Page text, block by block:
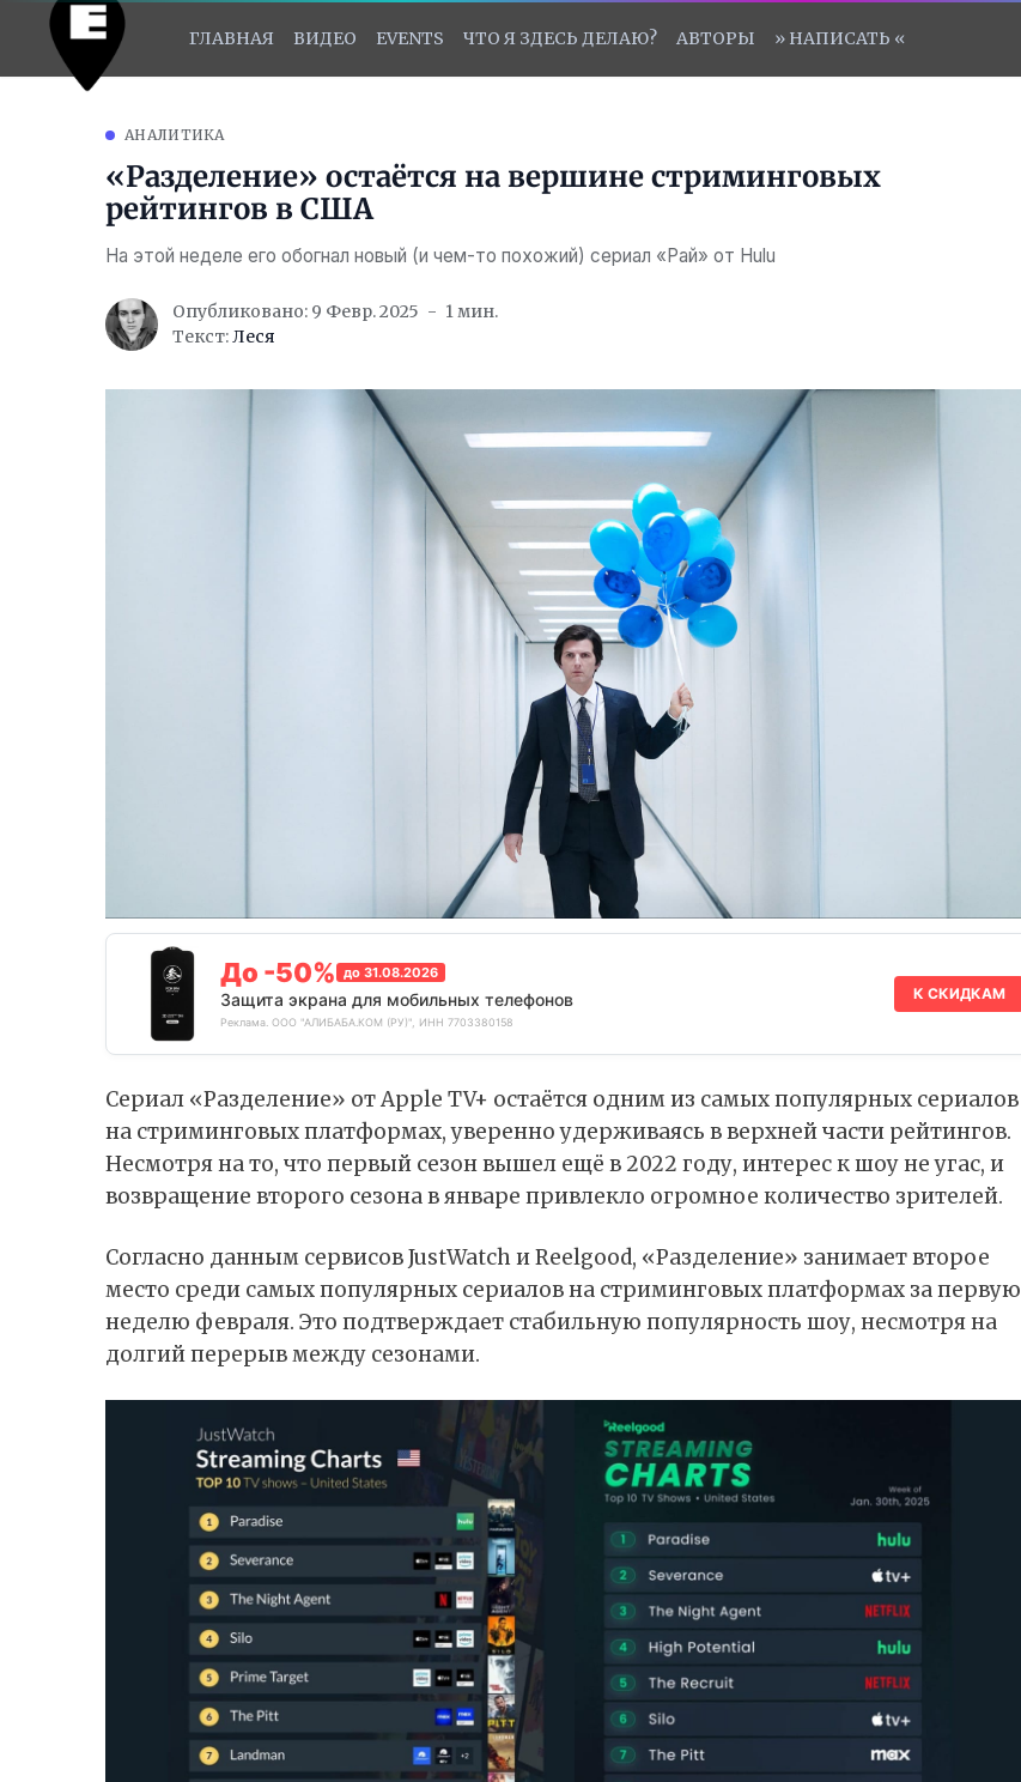
ГЛАВНАЯ ВИДЕО EVENTS ЧТО Я ЗДЕСЬ ДЕЛАЮ? АВТОРЫ » НАПИСАТЬ «
АНАЛИТИКА
«Разделение» остаётся на вершине стриминговых
рейтингов в США
На этой неделе его обогнал новый (и чем-то похожий) сериал «Рай» от Hulu
Опубликовано: 9 Февр. 2025
1 мин.
Текст:Леся
До -50% до 31.08.2026
Защита экрана для мобильных телефонов
Реклама. ООО "АЛИБАБА.КОМ (РУ)", ИНН 7703380158
К СКИДКАМ
Сериал «Разделение» от Apple TV+ остаётся одним из самых популярных сериалов
на стриминговых платформах, уверенно удерживаясь в верхней части рейтингов.
Несмотря на то, что первый сезон вышел ещё в 2022 году, интерес к шоу не угас, и
возвращение второго сезона в январе привлекло огромное количество зрителей.
Согласно данным сервисов JustWatch и Reelgood, «Разделение» занимает второе
место среди самых популярных сериалов на стриминговых платформах за первую
неделю февраля. Это подтверждает стабильную популярность шоу, несмотря на
долгий перерыв между сезонами.